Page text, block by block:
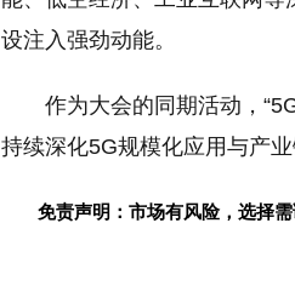
设注入强劲动能。
作为大会的同期活动，
持续深化5G规模化应用与产业
免责声明：市场有风险，选择